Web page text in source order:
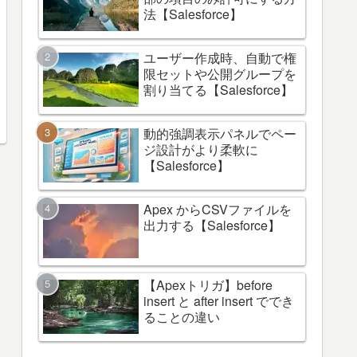
法【Salesforce】
ユーザー作成時、自動で権
限セットや公開グループを
割り当てる【Salesforce】
動的強調表示パネルでペー
ジ設計がより柔軟に
【Salesforce】
Apex からCSVファイルを
出力する【Salesforce】
【Apexトリガ】before
insert と after insert ででき
ることの違い